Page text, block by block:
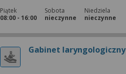
Piątek
08:00 - 16:00
Sobota
nieczynne
Niedziela
nieczynne
Gabinet laryngologiczny